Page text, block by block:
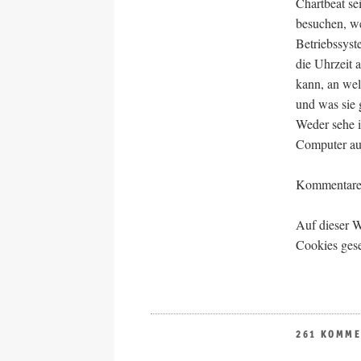
besuchen,
die Uhrzeit
kann, an
und was sie
Weder
Computer
Auf dieser
Cookies
261